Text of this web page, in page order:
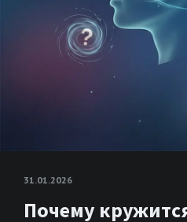
31.01.2026
Почему